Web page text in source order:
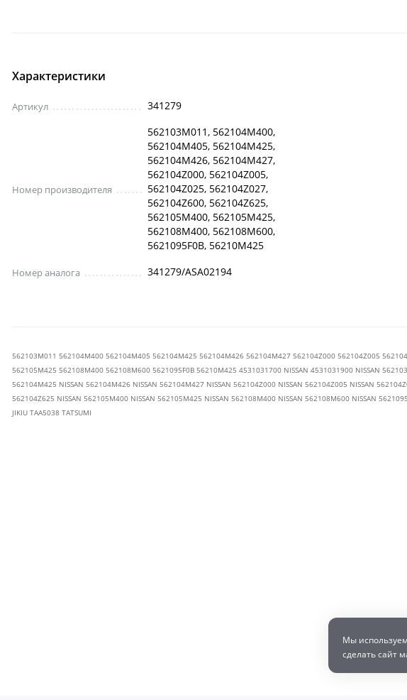
Характеристики
Артикул 341279
Номер производителя
562103M011, 562104M400,
562104M405, 562104M425,
562104M426, 562104M427,
562104Z000, 562104Z005,
562104Z025, 562104Z027,
562104Z600, 562104Z625,
562105M400, 562105M425,
562108M400, 562108M600,
5621095F0B, 56210M425
Номер аналога 341279/ASA02194
562103M011 562104M400 562104M405 562104M425 562104M426 562104M427 562104Z000 562104Z005
562105M425 562108M400 562108M600 5621095F0B 56210M425 4531031700 NISSAN 4531031900 NISSAN
562104M425 NISSAN 562104M426 NISSAN 562104M427 NISSAN 562104Z000 NISSAN 562104Z005 NISSAN
562104Z625 NISSAN 562105M400 NISSAN 562105M425 NISSAN 562108M400 NISSAN 562108M600 NISSAN
JIKIU TAA5038 TATSUMI
Мы используем
сделать сайт